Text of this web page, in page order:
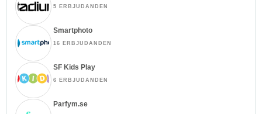
5 ERBJUDANDEN
Smartphoto
16 ERBJUDANDEN
SF Kids Play
6 ERBJUDANDEN
Parfym.se